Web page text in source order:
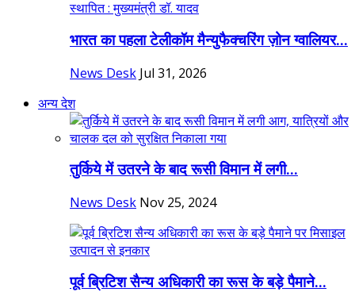
भारत का पहला टेलीकॉम मैन्युफैक्चरिंग ज़ोन ग्वालियर...
News Desk Jul 31, 2026
अन्य देश
तुर्किये में उतरने के बाद रूसी विमान में लगी...
News Desk Nov 25, 2024
पूर्व ब्रिटिश सैन्य अधिकारी का रूस के बड़े पैमाने...